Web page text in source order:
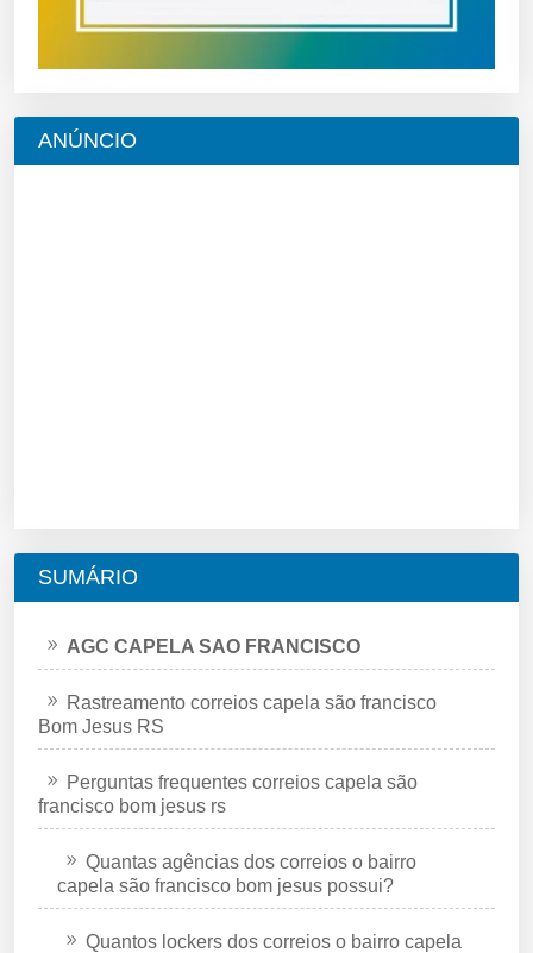
ANÚNCIO
SUMÁRIO
AGC CAPELA SAO FRANCISCO
Rastreamento correios capela são francisco
Bom Jesus RS
Perguntas frequentes correios capela são
francisco bom jesus rs
Quantas agências dos correios o bairro
capela são francisco bom jesus possui?
Quantos lockers dos correios o bairro capela